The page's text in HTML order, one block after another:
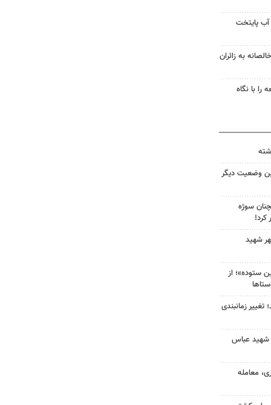
پایتخت
به زائران
با نگاه
وضعیت دیگر
سوژه
کرد!
شهید
ستوده»؛ از
تغییر زمانبندی
شهید عباس
معامله